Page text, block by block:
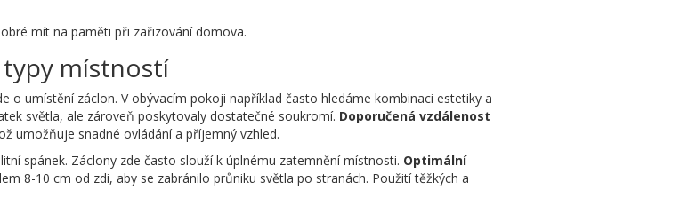
mít na paměti při zařizování domova.
místností
o umístění záclon. V obývacím pokoji například často hledáme kombinaci estetiky a
světla, ale zároveň poskytovaly dostatečné soukromí. Doporučená vzdálenost
umožňuje snadné ovládání a příjemný vzhled.
spánek. Záclony zde často slouží k úplnému zatemnění místnosti. Optimální
8-10 cm od zdi, aby se zabránilo průniku světla po stranách. Použití těžkých a